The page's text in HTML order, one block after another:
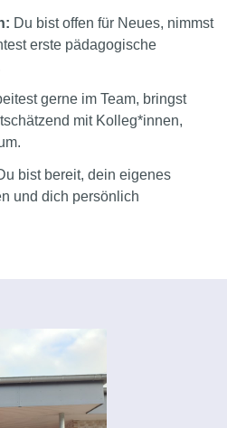
Du bist offen für Neues, nimmst
erste pädagogische
gerne im Team, bringst
mit Kolleg*innen,
bist bereit, dein eigenes
und dich persönlich